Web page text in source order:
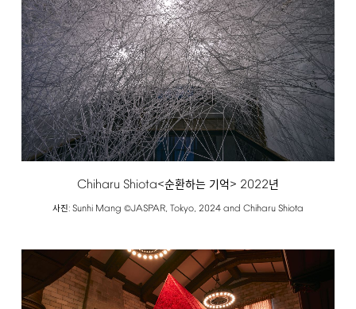
Chiharu Shiota<순환하는 기억> 2022년
사진: Sunhi Mang ©JASPAR, Tokyo, 2024 and Chiharu Shiota